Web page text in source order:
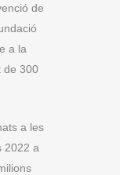
de
a la
de 300
a les
2022 a